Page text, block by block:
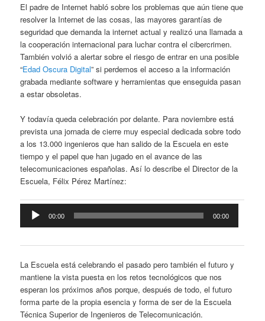
El padre de Internet habló sobre los problemas que aún tiene que
resolver la Internet de las cosas, las mayores garantías de
seguridad que demanda la internet actual y realizó una llamada a
la cooperación internacional para luchar contra el cibercrimen.
También volvió a alertar sobre el riesgo de entrar en una posible
“Edad Oscura Digital” si perdemos el acceso a la información
grabada mediante software y herramientas que enseguida pasan
a estar obsoletas.
Y todavía queda celebración por delante. Para noviembre está
prevista una jornada de cierre muy especial dedicada sobre todo
a los 13.000 ingenieros que han salido de la Escuela en este
tiempo y el papel que han jugado en el avance de las
telecomunicaciones españolas. Así lo describe el Director de la
Escuela, Félix Pérez Martínez:
Reproductor
00:00 00:00
La Escuela está celebrando el pasado pero también el futuro y
mantiene la vista puesta en los retos tecnológicos que nos
esperan los próximos años porque, después de todo, el futuro
forma parte de la propia esencia y forma de ser de la Escuela
Técnica Superior de Ingenieros de Telecomunicación.